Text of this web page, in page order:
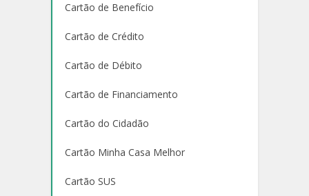
Cartão de Benefício
Cartão de Crédito
Cartão de Débito
Cartão de Financiamento
Cartão do Cidadão
Cartão Minha Casa Melhor
Cartão SUS